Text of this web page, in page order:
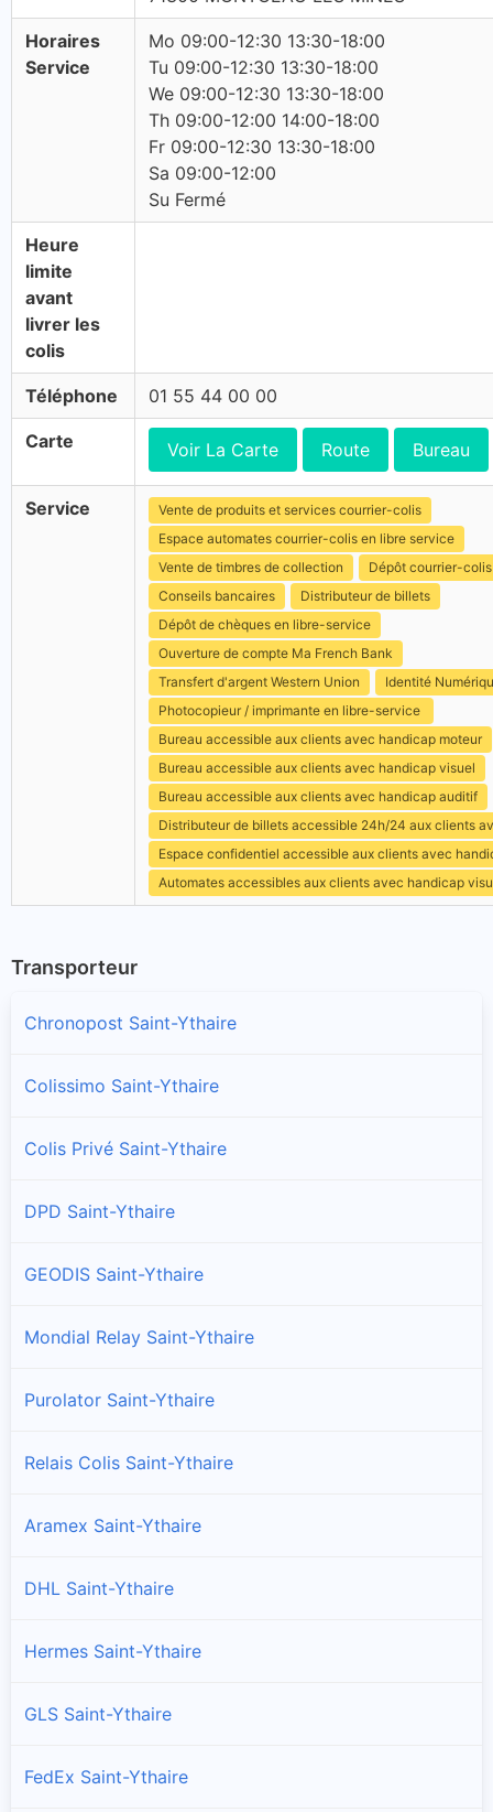
Horaires
Service
Mo 09:00-12:30 13:30-18:00
Tu 09:00-12:30 13:30-18:00
We 09:00-12:30 13:30-18:00
Th 09:00-12:00 14:00-18:00
Fr 09:00-12:30 13:30-18:00
Sa 09:00-12:00
Su Fermé
Heure
limite
avant
livrer les
colis
Téléphone 01 55 44 00 00
Carte Voir La Carte Route Bureau
Service
Vente de produits et services courrier-colis
Espace automates courrier-colis en libre service
Vente de timbres de collection
Dépôt courrier-colis
Conseils bancaires
Distributeur de billets
Dépôt de chèques en libre-service
Ouverture de compte Ma French Bank
Transfert d'argent Western Union
Identité
Photocopieur / imprimante en libre-service
Bureau accessible aux clients avec handicap moteur
Bureau accessible aux clients avec handicap visuel
Bureau accessible aux clients avec handicap auditif
Distributeur de billets accessible 24h/24 aux clients
Espace confidentiel accessible aux clients avec
Automates accessibles aux clients avec handicap
Transporteur
Chronopost Saint-Ythaire
Colissimo Saint-Ythaire
Colis Privé Saint-Ythaire
DPD Saint-Ythaire
GEODIS Saint-Ythaire
Mondial Relay Saint-Ythaire
Purolator Saint-Ythaire
Relais Colis Saint-Ythaire
Aramex Saint-Ythaire
DHL Saint-Ythaire
Hermes Saint-Ythaire
GLS Saint-Ythaire
FedEx Saint-Ythaire